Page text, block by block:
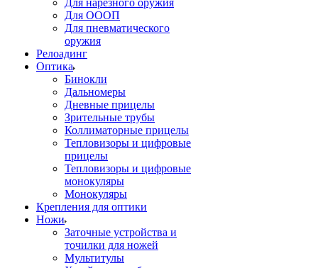
Для нарезного оружия
Для ОООП
Для пневматического
оружия
Релоадинг
Оптика
Бинокли
Дальномеры
Дневные прицелы
Зрительные трубы
Коллиматорные прицелы
Тепловизоры и цифровые
прицелы
Тепловизоры и цифровые
монокуляры
Монокуляры
Крепления для оптики
Ножи
Заточные устройства и
точилки для ножей
Мультитулы